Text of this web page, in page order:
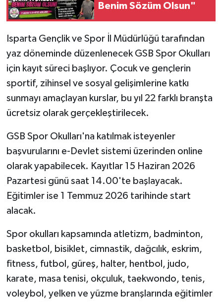
Benim Sözüm Olsun"
Isparta Gençlik ve Spor İl Müdürlüğü tarafından
yaz döneminde düzenlenecek GSB Spor Okulları
için kayıt süreci başlıyor. Çocuk ve gençlerin
sportif, zihinsel ve sosyal gelişimlerine katkı
sunmayı amaçlayan kurslar, bu yıl 22 farklı branşta
ücretsiz olarak gerçekleştirilecek.
GSB Spor Okulları'na katılmak isteyenler
başvurularını e-Devlet sistemi üzerinden online
olarak yapabilecek. Kayıtlar 15 Haziran 2026
Pazartesi günü saat 14.00'te başlayacak.
Eğitimler ise 1 Temmuz 2026 tarihinde start
alacak.
Spor okulları kapsamında atletizm, badminton,
basketbol, bisiklet, cimnastik, dağcılık, eskrim,
fitness, futbol, güreş, halter, hentbol, judo,
karate, masa tenisi, okçuluk, taekwondo, tenis,
voleybol, yelken ve yüzme branşlarında eğitimler